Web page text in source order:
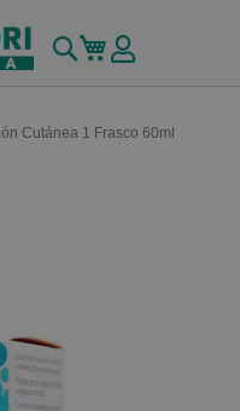
Buscar
Mi carrito
Cutánea 1 Frasco 60ml